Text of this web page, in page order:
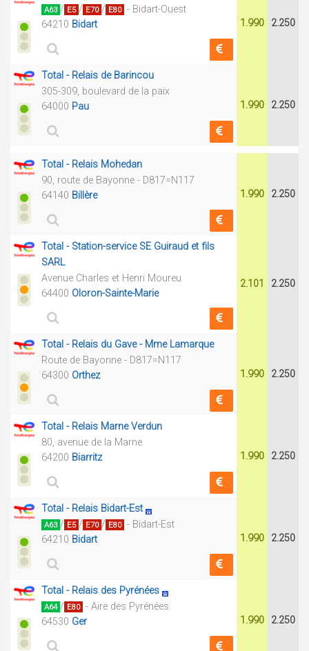
A63 / E5 / E70 / E80 - Bidart-Ouest
64210 Bidart 1.990 2.250
Total - Relais de Barincou
305-309, boulevard de la paix
64000 Pau 1.990 2.250
Total - Relais Mohedan
90, route de Bayonne - D817=N117
64140 Billère 1.990 2.250
Total - Station-service SE Guiraud et fils
SARL
Avenue Charles et Henri Moureu
64400 Oloron-Sainte-Marie
2.101 2.250
Total - Relais du Gave - Mme Lamarque
Route de Bayonne - D817=N117
64300 Orthez 1.990 2.250
Total - Relais Marne Verdun
80, avenue de la Marne
64200 Biarritz 1.990 2.250
Total - Relais Bidart-Est
A63 / E5 / E70 / E80 - Bidart-Est
64210 Bidart 1.990 2.250
Total - Relais des Pyrénées
A64 / E80 - Aire des Pyrénées
64530 Ger 1.990 2.250